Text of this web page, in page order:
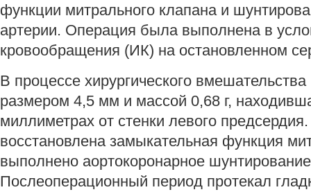
функции митрального клапана и
артерии. Операция была выполнена в
кровообращения (ИК) на остановленном
В процессе хирургического
размером 4,5 мм и массой 0,68 г,
миллиметрах от стенки левого
восстановлена замыкательная функция
выполнено аортокоронарное
Послеоперационный период протекал